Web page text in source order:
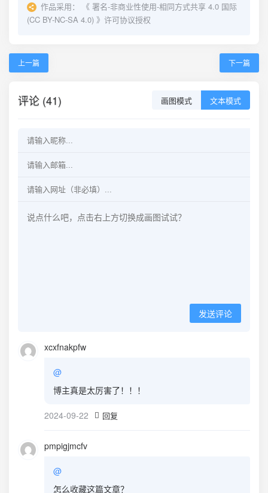
作品采用：
《 署名-非商业性使用-相同方式共享 4.0 国际
(CC BY-NC-SA 4.0) 》许可协议授权
上一篇 下一篇
评论 (41) 画图模式 文本模式
发送评论
xcxfnakpfw
@
博主真是太厉害了！！！
2024-09-22 回复
pmpigjmcfv
@
怎么收藏这篇文章？